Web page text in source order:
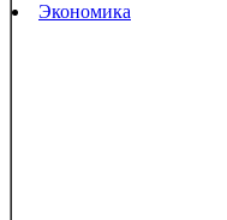
Экономика